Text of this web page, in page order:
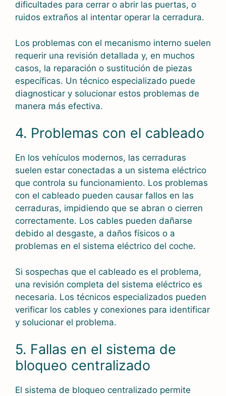
dificultades para cerrar o abrir las puertas, o
ruidos extraños al intentar operar la cerradura.
Los problemas con el mecanismo interno suelen
requerir una revisión detallada y, en muchos
casos, la reparación o sustitución de piezas
específicas. Un técnico especializado puede
diagnosticar y solucionar estos problemas de
manera más efectiva.
4. Problemas con el cableado
En los vehículos modernos, las cerraduras
suelen estar conectadas a un sistema eléctrico
que controla su funcionamiento. Los problemas
con el cableado pueden causar fallos en las
cerraduras, impidiendo que se abran o cierren
correctamente. Los cables pueden dañarse
debido al desgaste, a daños físicos o a
problemas en el sistema eléctrico del coche.
Si sospechas que el cableado es el problema,
una revisión completa del sistema eléctrico es
necesaria. Los técnicos especializados pueden
verificar los cables y conexiones para identificar
y solucionar el problema.
5. Fallas en el sistema de
bloqueo centralizado
El sistema de bloqueo centralizado permite